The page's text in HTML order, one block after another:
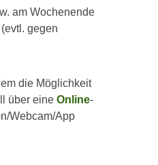
am Wochenende
gegen
die Möglichkeit
über eine Online-
Webcam/App